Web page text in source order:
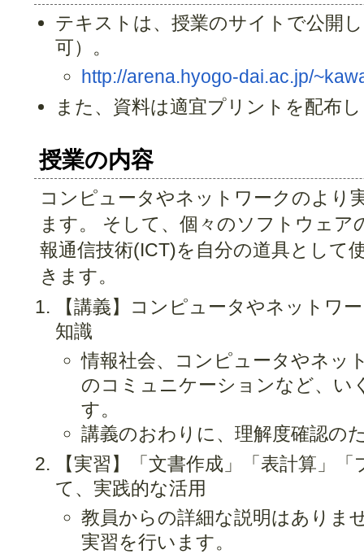
テキストは、授業のサイトで公開
可）。
http://arena.hyogo-dai.ac.jp/
また、資料は適宜プリントを配布
授業の内容
コンピュータやネットワークのより
ます。 そして、個々のソフトウェア
報通信技術(ICT)を自分の道具として
きます。
【講義】コンピュータやネットワ
知識
情報社会、コンピュータやネッ
のコミュニケーションなど、い
す。
講義のおわりに、理解度確認の
【実習】「文書作成」「表計算」
て、実践的な活用
教員からの詳細な説明はありま
実習を行います。